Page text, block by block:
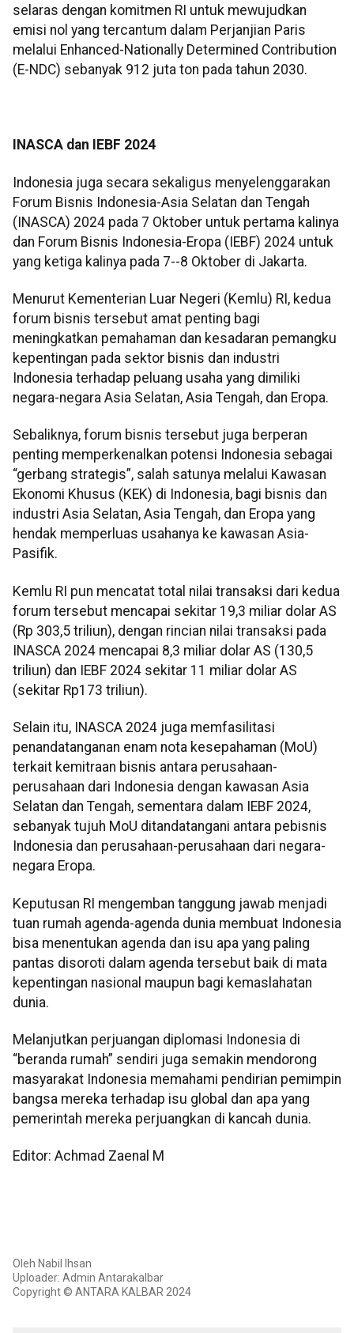
selaras dengan komitmen RI untuk mewujudkan
emisi nol yang tercantum dalam Perjanjian Paris
melalui Enhanced-Nationally Determined Contribution
(E-NDC) sebanyak 912 juta ton pada tahun 2030.
INASCA dan IEBF 2024
Indonesia juga secara sekaligus menyelenggarakan
Forum Bisnis Indonesia-Asia Selatan dan Tengah
(INASCA) 2024 pada 7 Oktober untuk pertama kalinya
dan Forum Bisnis Indonesia-Eropa (IEBF) 2024 untuk
yang ketiga kalinya pada 7--8 Oktober di Jakarta.
Menurut Kementerian Luar Negeri (Kemlu) RI, kedua
forum bisnis tersebut amat penting bagi
meningkatkan pemahaman dan kesadaran pemangku
kepentingan pada sektor bisnis dan industri
Indonesia terhadap peluang usaha yang dimiliki
negara-negara Asia Selatan, Asia Tengah, dan Eropa.
Sebaliknya, forum bisnis tersebut juga berperan
penting memperkenalkan potensi Indonesia sebagai
“gerbang strategis”, salah satunya melalui Kawasan
Ekonomi Khusus (KEK) di Indonesia, bagi bisnis dan
industri Asia Selatan, Asia Tengah, dan Eropa yang
hendak memperluas usahanya ke kawasan Asia-
Pasifik.
Kemlu RI pun mencatat total nilai transaksi dari kedua
forum tersebut mencapai sekitar 19,3 miliar dolar AS
(Rp 303,5 triliun), dengan rincian nilai transaksi pada
INASCA 2024 mencapai 8,3 miliar dolar AS (130,5
triliun) dan IEBF 2024 sekitar 11 miliar dolar AS
(sekitar Rp173 triliun).
Selain itu, INASCA 2024 juga memfasilitasi
penandatanganan enam nota kesepahaman (MoU)
terkait kemitraan bisnis antara perusahaan-
perusahaan dari Indonesia dengan kawasan Asia
Selatan dan Tengah, sementara dalam IEBF 2024,
sebanyak tujuh MoU ditandatangani antara pebisnis
Indonesia dan perusahaan-perusahaan dari negara-
negara Eropa.
Keputusan RI mengemban tanggung jawab menjadi
tuan rumah agenda-agenda dunia membuat Indonesia
bisa menentukan agenda dan isu apa yang paling
pantas disoroti dalam agenda tersebut baik di mata
kepentingan nasional maupun bagi kemaslahatan
dunia.
Melanjutkan perjuangan diplomasi Indonesia di
“beranda rumah” sendiri juga semakin mendorong
masyarakat Indonesia memahami pendirian pemimpin
bangsa mereka terhadap isu global dan apa yang
pemerintah mereka perjuangkan di kancah dunia.
Editor: Achmad Zaenal M
Oleh Nabil Ihsan
Uploader: Admin Antarakalbar
Copyright © ANTARA KALBAR 2024